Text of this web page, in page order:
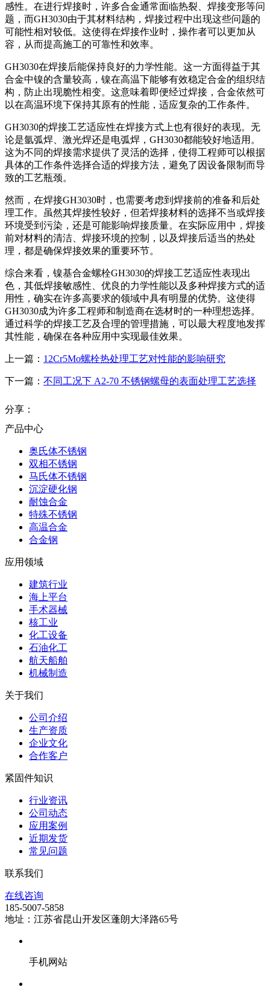
感性。在进行焊接时，许多合金通常面临热裂、焊接变形等问
题，而GH3030由于其材料结构，焊接过程中出现这些问题的
可能性相对较低。这使得在焊接作业时，操作者可以更加从
容，从而提高施工的可靠性和效率。
GH3030在焊接后能保持良好的力学性能。这一方面得益于其
合金中镍的含量较高，镍在高温下能够有效稳定合金的组织结
构，防止出现脆性相变。这意味着即便经过焊接，合金依然可
以在高温环境下保持其原有的性能，适应复杂的工作条件。
GH3030的焊接工艺适应性在焊接方式上也有很好的表现。无
论是氩弧焊、激光焊还是电弧焊，GH3030都能较好地适用。
这为不同的焊接需求提供了灵活的选择，使得工程师可以根据
具体的工作条件选择合适的焊接方法，避免了因设备限制而导
致的工艺瓶颈。
然而，在焊接GH3030时，也需要考虑到焊接前的准备和后处
理工作。虽然其焊接性较好，但若焊接材料的选择不当或焊接
环境受到污染，还是可能影响焊接质量。在实际应用中，焊接
前对材料的清洁、焊接环境的控制，以及焊接后适当的热处
理，都是确保焊接效果的重要环节。
综合来看，镍基合金螺栓GH3030的焊接工艺适应性表现出
色，其低焊接敏感性、优良的力学性能以及多种焊接方式的适
用性，确实在许多高要求的领域中具有明显的优势。这使得
GH3030成为许多工程师和制造商在选材时的一种理想选择。
通过科学的焊接工艺及合理的管理措施，可以最大程度地发挥
其性能，确保在各种应用中实现最佳效果。
上一篇： 12Cr5Mo螺栓热处理工艺对性能的影响研究
下一篇： 不同工况下 A2-70 不锈钢螺母的表面处理工艺选择
分享：
产品中心
奥氏体不锈钢
双相不锈钢
马氏体不锈钢
沉淀硬化钢
耐蚀合金
特殊不锈钢
高温合金
合金钢
应用领域
建筑行业
海上平台
手术器械
核工业
化工设备
石油化工
航天船舶
机械制造
关于我们
公司介绍
生产资质
企业文化
合作客户
紧固件知识
行业资讯
公司动态
应用案例
近期发货
常见问题
联系我们
在线咨询
185-5007-5858
地址：江苏省昆山开发区蓬朗大泽路65号
手机网站